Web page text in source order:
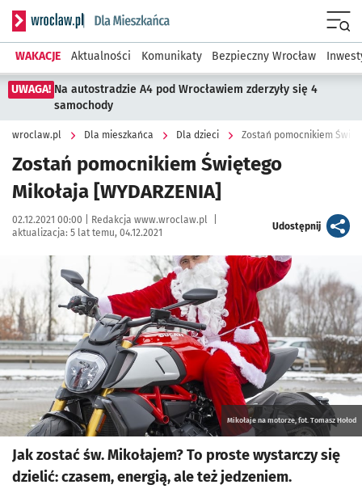
Serwis informacyjny wroclaw.pl podserwis: Dla mieszkańca
WAKACJE Aktualności Komunikaty Bezpieczny Wrocław
UWAGA! Na autostradzie A4 pod Wrocławiem zderzyły się 4
samochody
wroclaw.pl Dla mieszkańca Dla dzieci Zostań pomocnikiem
Zostań pomocnikiem Świętego
Mikołaja [WYDARZENIA]
Data publikacji:
02.12.2021 00:00 | Autor:
Redakcja www.wroclaw.pl
aktualizacja: 5 lat temu, 04.12.2021
Udostępnijartykuł
Kliknij, aby powiększyć
Mikołaje na motorze, fot. Tomasz Hołod
Jak zostać św. Mikołajem? To proste wystarczy się
dzielić: czasem, energią, ale też jedzeniem.